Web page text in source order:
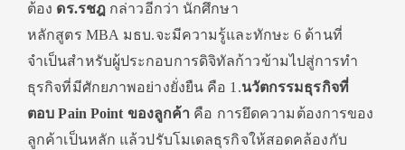
ต้อง ดร.รชฎ กล่าวอีกว่า นักศึกษา
หลักสูตร MBA มธบ.จะมีความรู้และทักษะ6 ด้านที่
จำเป็นสำหรับผู้ประกอบการดิจิทัลก้าวข้ามไปสู่การทำ
ธุรกิจที่มีศักยภาพอย่างยั่งยืน คือ 1.นวัตกรรมธุรกิจที่
ตอบ Pain Point ของลูกค้า คือ การยึดความต้องการของ
ลูกค้าเป็นหลัก แล้วปรับโมเดลธุรกิจให้สอดคล้องกับ